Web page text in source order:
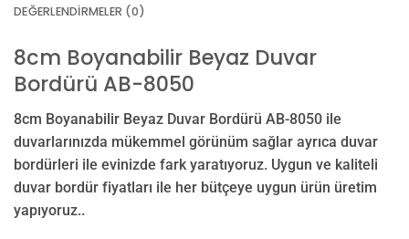
DEĞERLENDIRMELER (0)
8cm Boyanabilir Beyaz Duvar
Bordürü AB-8050
8cm Boyanabilir Beyaz Duvar Bordürü AB-8050 ile
duvarlarınızda mükemmel görünüm sağlar ayrıca duvar
bordürleri ile evinizde fark yaratıyoruz. Uygun ve kaliteli
duvar bordür fiyatları ile her bütçeye uygun ürün üretim
yapıyoruz..